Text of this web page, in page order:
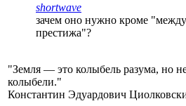
shortwave
зачем оно нужно кроме
престижа"?
"Земля — это колыбель разума, но
колыбели."
Константин Эдуардович